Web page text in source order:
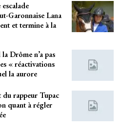
Garonnaise Lana
et termine à la
Drôme n’a pas
« réactivations
la aurore
du rappeur Tupac
quant à régler